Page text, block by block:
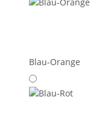
Blau-Orange